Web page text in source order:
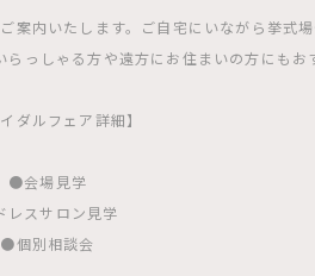
案内いたします。ご自宅にいながら挙式
っしゃる方や遠方にお住まいの方にもお
イダルフェア詳細】
●会場見学
レスサロン見学
●個別相談会